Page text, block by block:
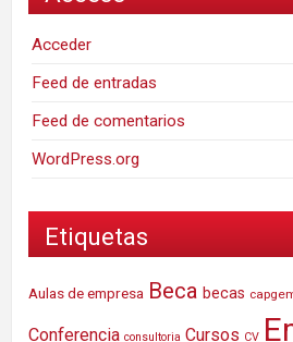
Acceder
Feed de entradas
Feed de comentarios
WordPress.org
Etiquetas
Aulas de empresa Beca becas
Conferencia consultoria Cursos CV